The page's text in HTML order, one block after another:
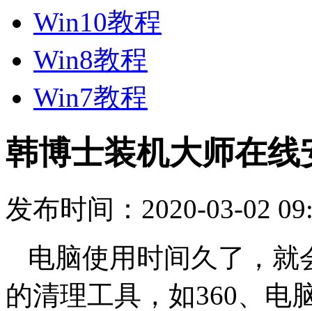
Win10教程
Win8教程
Win7教程
韩博士装机大师在线
发布时间：2020-03-02
电脑使用时间久了，
的清理工具，如360、电